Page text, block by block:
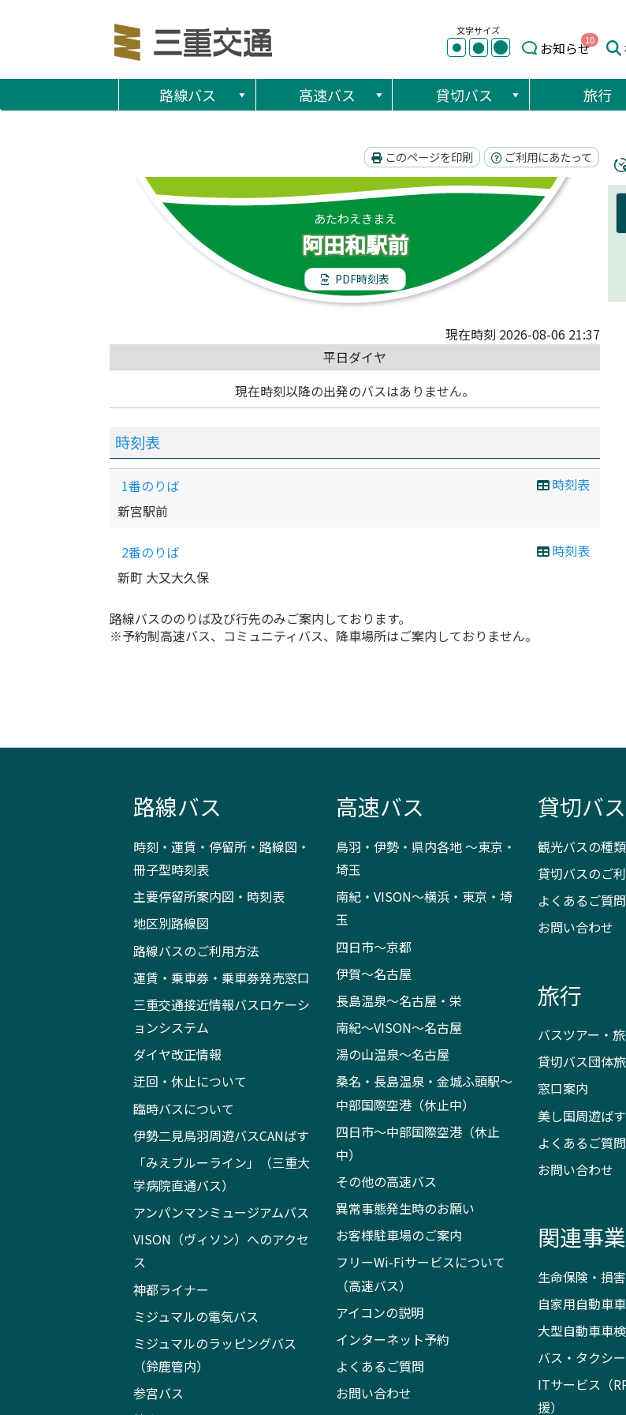
文字サイズ
● ● ● お知らせ10
路線バス 高速バス 貸切バス 旅行
このページを印刷 ご利用にあたって
あたわえきまえ
阿田和駅前
PDF時刻表
現在時刻 2026-08-06 21:37
平日ダイヤ
現在時刻以降の出発のバスはありません。
時刻表
時刻表
1番のりば
新宮駅前
時刻表
2番のりば
新町 大又大久保
路線バスののりば及び行先のみご案内しております。
※予約制高速バス、コミュニティバス、降車場所はご案内しておりません。
路線バス
時刻・運賃・停留所・路線図・
冊子型時刻表
主要停留所案内図・時刻表
地区別路線図
路線バスのご利用方法
運賃・乗車券・乗車券発売窓口
三重交通接近情報バスロケーシ
ョンシステム
ダイヤ改正情報
迂回・休止について
臨時バスについて
伊勢二見鳥羽周遊バスCANばす
「みえブルーライン」（三重大
学病院直通バス）
アンパンマンミュージアムバス
VISON（ヴィソン）へのアクセ
ス
神都ライナー
ミジュマルの電気バス
ミジュマルのラッピングバス
（鈴鹿管内）
参宮バス
高速バス
鳥羽・伊勢・県内各地 ～東京・
埼玉
南紀・VISON～横浜・東京・埼
玉
四日市～京都
伊賀～名古屋
長島温泉～名古屋・栄
南紀～VISON～名古屋
湯の山温泉～名古屋
桑名・長島温泉・金城ふ頭駅～
中部国際空港（休止中）
四日市～中部国際空港（休止
中）
その他の高速バス
異常事態発生時のお願い
お客様駐車場のご案内
フリーWi-Fiサービスについて
（高速バス）
アイコンの説明
インターネット予約
よくあるご質問
お問い合わせ
貸切バス
観光バスの種
貸切バスのご
よくあるご質問
お問い合わせ
旅行
バスツアー・
貸切バス団体
窓口案内
美し国周遊ばす
よくあるご質問
お問い合わせ
関連事業
生命保険・損
自家用自動車
大型自動車車
バス・タクシ
ITサービス（
援）